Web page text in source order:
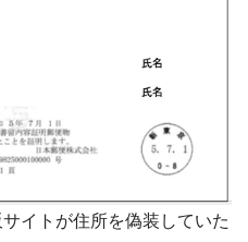
イトが住所を偽装していた